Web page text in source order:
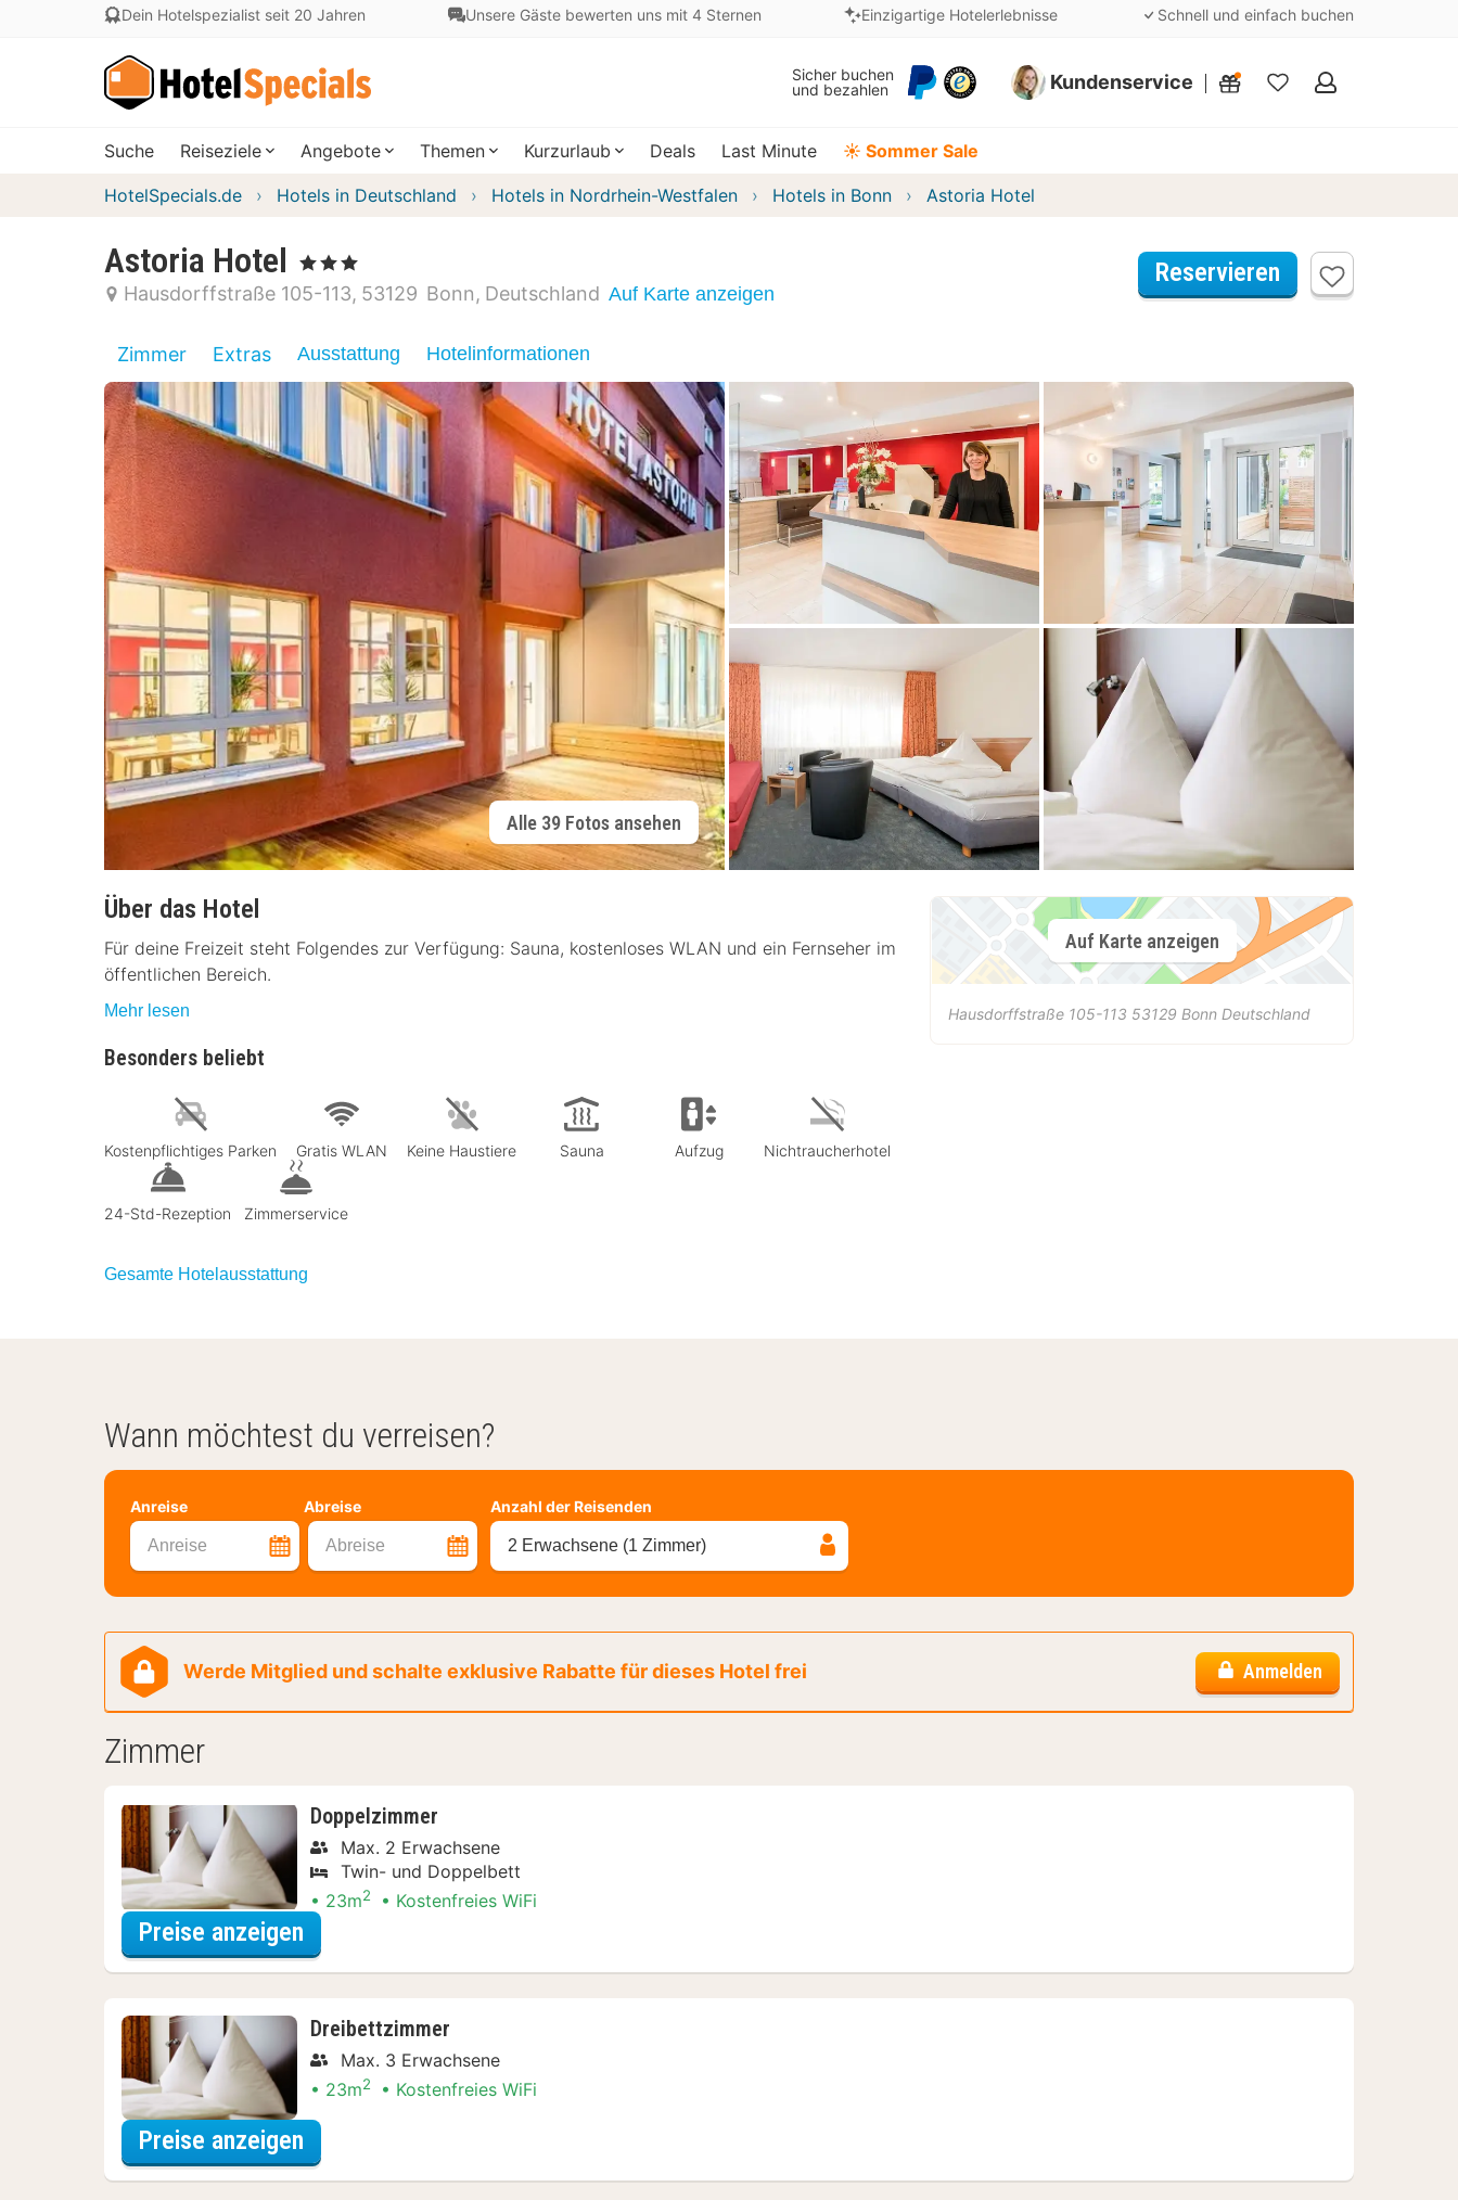
Dein Hotelspezialist seit 20 Jahren Unsere Gäste bewerten uns mit 4 Sternen Einzigartige Hotelerlebnisse Schnell und einfach buchen
Sicher buchen
und bezahlen
Kundenservice
Meine
Suche Reiseziele Angebote Themen Kurzurlaub Deals Last Minute ☀️ Sommer Sale
HotelSpecials.de Hotels in Deutschland Hotels in Nordrhein-Westfalen Hotels in Bonn Astoria Hotel
Astoria Hotel , 3 Sterne
Hausdorffstraße 105-113 53129 Bonn Deutschland Auf Karte anzeigen
Reservieren
Zimmer Extras Ausstattung Hotelinformationen
Alle 39 Fotos ansehen
Über das Hotel
Für deine Freizeit steht Folgendes zur Verfügung: Sauna, kostenloses WLAN und ein Fernseher im
öffentlichen Bereich.
Mehr lesen
Besonders beliebt
Kostenpflichtiges Parken Gratis WLAN Keine Haustiere Sauna Aufzug Nichtraucherhotel
24-Std-Rezeption Zimmerservice
Gesamte Hotelausstattung
Auf Karte anzeigen
Hausdorffstraße 105-113 53129 Bonn Deutschland
Wann möchtest du verreisen?
Anreise Abreise
Anreise Abreise
Anzahl der Reisenden
2 Erwachsene (1 Zimmer)
Werde Mitglied und schalte exklusive Rabatte für dieses Hotel frei Anmelden
Zimmer
Doppelzimmer
Max. 2 Erwachsene
Twin- und Doppelbett
23m2 Kostenfreies WiFi
Preise anzeigen
Dreibettzimmer
Max. 3 Erwachsene
23m2 Kostenfreies WiFi
Preise anzeigen